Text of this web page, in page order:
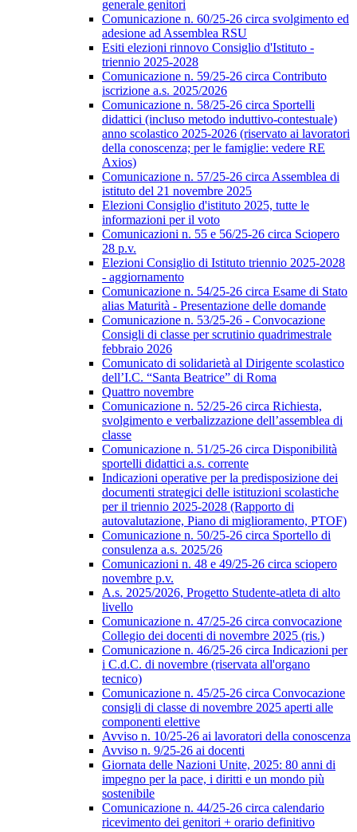
generale genitori
Comunicazione n. 60/25-26 circa svolgimento ed
adesione ad Assemblea RSU
Esiti elezioni rinnovo Consiglio d'Istituto -
triennio 2025-2028
Comunicazione n. 59/25-26 circa Contributo
iscrizione a.s. 2025/2026
Comunicazione n. 58/25-26 circa Sportelli
didattici (incluso metodo induttivo-contestuale)
anno scolastico 2025-2026 (riservato ai lavoratori
della conoscenza; per le famiglie: vedere RE
Axios)
Comunicazione n. 57/25-26 circa Assemblea di
istituto del 21 novembre 2025
Elezioni Consiglio d'istituto 2025, tutte le
informazioni per il voto
Comunicazioni n. 55 e 56/25-26 circa Sciopero
28 p.v.
Elezioni Consiglio di Istituto triennio 2025-2028
- aggiornamento
Comunicazione n. 54/25-26 circa Esame di Stato
alias Maturità - Presentazione delle domande
Comunicazione n. 53/25-26 - Convocazione
Consigli di classe per scrutinio quadrimestrale
febbraio 2026
Comunicato di solidarietà al Dirigente scolastico
dell’I.C. “Santa Beatrice” di Roma
Quattro novembre
Comunicazione n. 52/25-26 circa Richiesta,
svolgimento e verbalizzazione dell’assemblea di
classe
Comunicazione n. 51/25-26 circa Disponibilità
sportelli didattici a.s. corrente
Indicazioni operative per la predisposizione dei
documenti strategici delle istituzioni scolastiche
per il triennio 2025-2028 (Rapporto di
autovalutazione, Piano di miglioramento, PTOF)
Comunicazione n. 50/25-26 circa Sportello di
consulenza a.s. 2025/26
Comunicazioni n. 48 e 49/25-26 circa sciopero
novembre p.v.
A.s. 2025/2026, Progetto Studente-atleta di alto
livello
Comunicazione n. 47/25-26 circa convocazione
Collegio dei docenti di novembre 2025 (ris.)
Comunicazione n. 46/25-26 circa Indicazioni per
i C.d.C. di novembre (riservata all'organo
tecnico)
Comunicazione n. 45/25-26 circa Convocazione
consigli di classe di novembre 2025 aperti alle
componenti elettive
Avviso n. 10/25-26 ai lavoratori della conoscenza
Avviso n. 9/25-26 ai docenti
Giornata delle Nazioni Unite, 2025: 80 anni di
impegno per la pace, i diritti e un mondo più
sostenibile
Comunicazione n. 44/25-26 circa calendario
ricevimento dei genitori + orario definitivo